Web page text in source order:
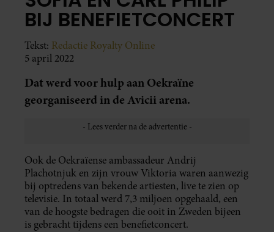
BIJ BENEFIETCONCERT
Tekst: Redactie Royalty Online
5 april 2022
Dat werd voor hulp aan Oekraïne
georganiseerd in de Avicii arena.
Ook de Oekraïense ambassadeur Andrij
Plachotnjuk en zijn vrouw Viktoria waren aanwezig
bij optredens van bekende artiesten, live te zien op
televisie. In totaal werd 7,3 miljoen opgehaald, een
van de hoogste bedragen die ooit in Zweden bijeen
is gebracht tijdens een benefietconcert.